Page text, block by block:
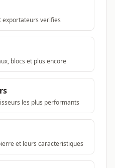
exportateurs verifies
blocs et plus encore
les plus performants
et leurs caracteristiques